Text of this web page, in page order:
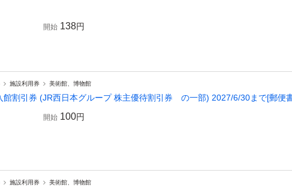
開始 138円
施設利用券 美術館、博物館
割引券 (JR西日本グループ 株主優待割引券 の一部) 2027/6/30まで[郵便
開始 100円
施設利用券 美術館、博物館